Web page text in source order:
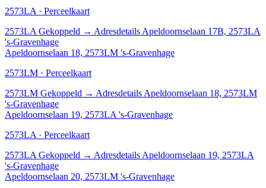
2573LA · Perceelkaart
2573LA Gekoppeld → Adresdetails Apeldoornselaan 17B, 2573LA
's-Gravenhage
Apeldoornselaan 18, 2573LM 's-Gravenhage
2573LM · Perceelkaart
2573LM Gekoppeld → Adresdetails Apeldoornselaan 18, 2573LM
's-Gravenhage
Apeldoornselaan 19, 2573LA 's-Gravenhage
2573LA · Perceelkaart
2573LA Gekoppeld → Adresdetails Apeldoornselaan 19, 2573LA
's-Gravenhage
Apeldoornselaan 20, 2573LM 's-Gravenhage